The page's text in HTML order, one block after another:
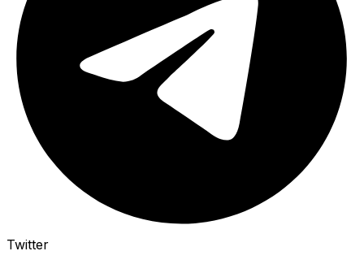
Twitter